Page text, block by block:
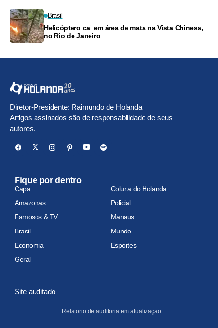
Brasil
Helicóptero cai em área de mata na Vista Chinesa,
no Rio de Janeiro
Diretor-Presidente: Raimundo de Holanda
Artigos assinados são de responsabilidade de seus
autores.
Fique por dentro
Capa
Coluna do Holanda
Amazonas
Policial
Famosos & TV
Manaus
Brasil
Mundo
Economia
Esportes
Geral
Site auditado
Relatório de auditoria em atualização